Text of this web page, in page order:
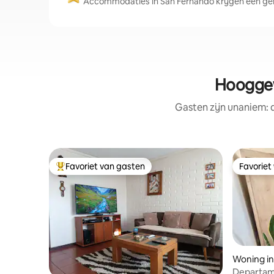
Gasten zijn
Topfavoriet van gasten
Favoriet van gasten
Woning